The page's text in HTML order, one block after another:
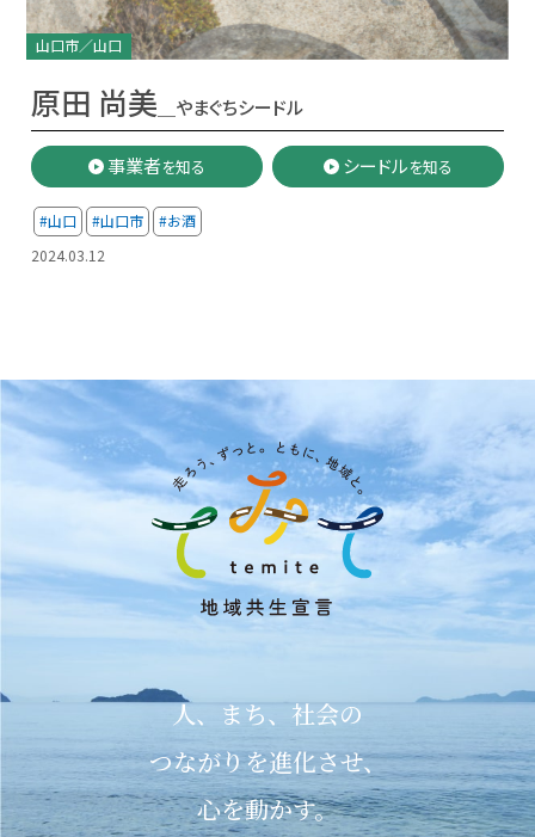
山口市／山口
原田 尚美 ＿やまぐちシードル
事業者を知る シードルを知る
#山口 #山口市
#お酒
2024.03.12
人、まち、社会の
つながりを進化させ、
心を動かす。